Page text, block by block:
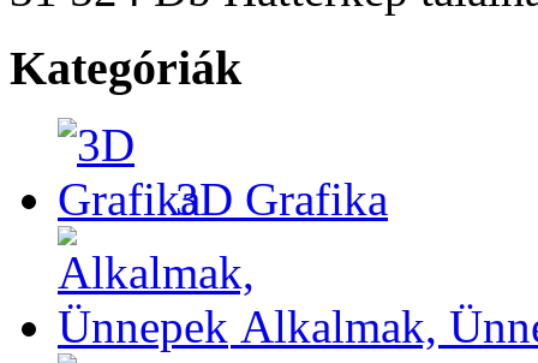
Kategóriák
3D Grafika
Alkalmak,